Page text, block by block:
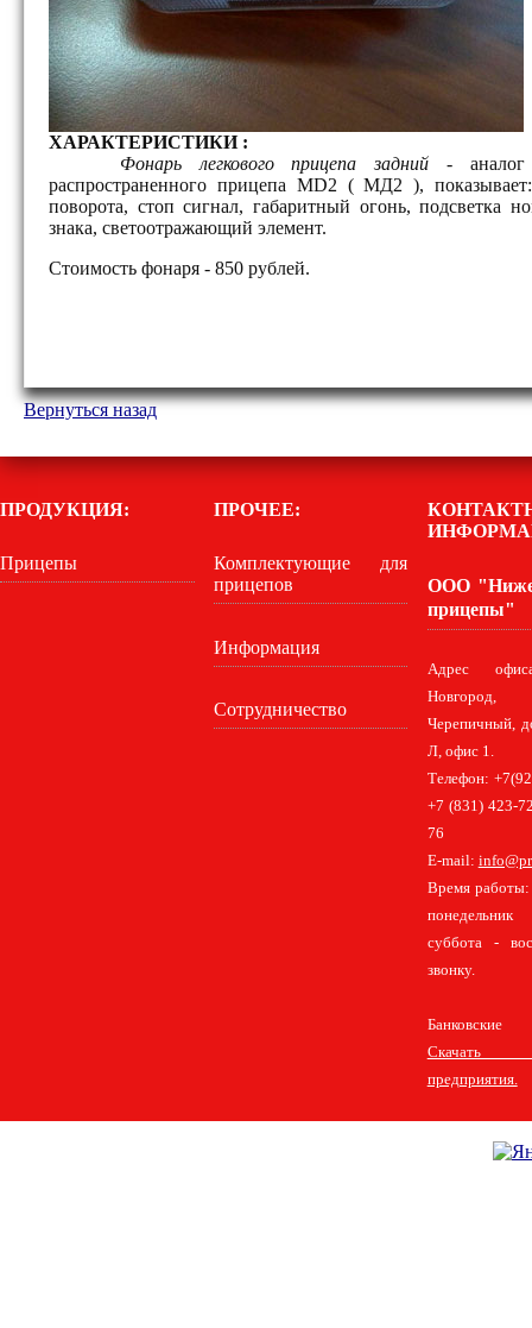
ХАРАКТЕРИСТИКИ :
Фонарь легкового прицепа задний - аналог
распространенного прицепа MD2 ( МД2 ),
поворота, стоп сигнал, габаритный огонь, подсветка
знака, светоотражающий элемент.
Стоимость фонаря - 850 рублей.
Вернуться назад
ПРОДУКЦИЯ:
Прицепы
ПРОЧЕЕ:
Комплектующие для
прицепов
Информация
Сотрудничество
ООО
прицепы"
Адрес
Черепичный,
Л, офис 1.
Телефон:
+7 (831) 423-
76
E-mail:
Время
суббота -
звонку.
Банковские
Скачать
предприятия.